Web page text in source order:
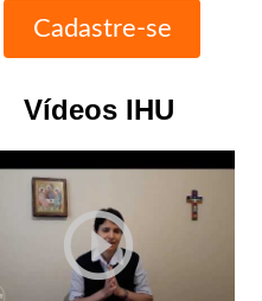
Vídeos IHU
play_circle_outline